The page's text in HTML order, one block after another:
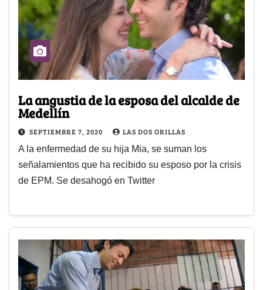
La angustia de la esposa del alcalde de
Medellín
SEPTIEMBRE 7, 2020 LAS DOS ORILLAS
A la enfermedad de su hija Mia, se suman los
señalamientos que ha recibido su esposo por la crisis
de EPM. Se desahogó en Twitter